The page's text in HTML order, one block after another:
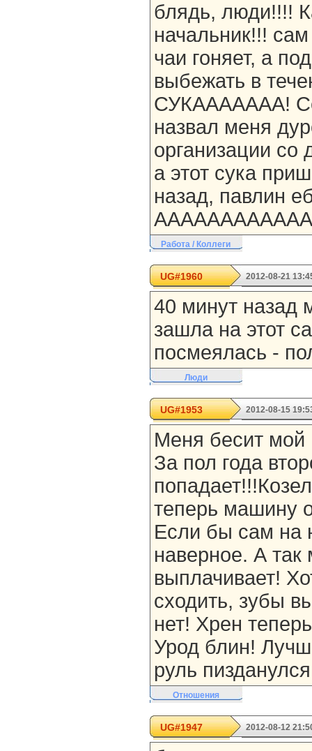
блядь, люди!!!!
начальник!!!
чаи гоняет, а
выбежать в
СУКААААААА!
назвал меня
организации со
а этот сука
назад, павлин
Работа / Коллеги
UG#1960 2012-08-21
40 минут назад
зашла на этот
посмеялась -
Люди
UG#1953 2012-08-15
Меня бесит мой
За пол года
теперь машину
Если бы сам на
наверное. А
выплачивает!
сходить, зубы
нет! Хрен
Урод блин!
руль
Отношения
UG#1947 2012-08-12